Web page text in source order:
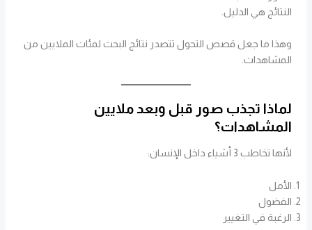
النتائج هي الدليل.
وهذا ما جعل قصص التحول تتصدر نتائج البحث لمئات الملايين من
المشاهدات.
لماذا تجذب صور قبل وبعد ملايين
المشاهدات؟
لأنها تخاطب 3 أشياء داخل الإنسان:
الأمل
الفضول
الرغبة في التغيير